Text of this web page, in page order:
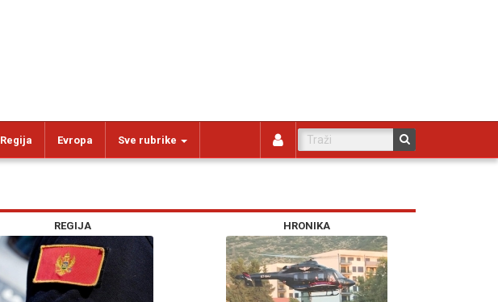
Regija Evropa Sve rubrike
REGIJA HRONIKA